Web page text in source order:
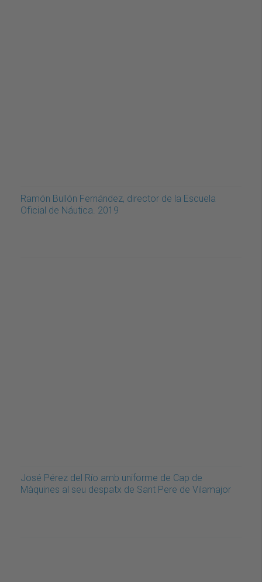
Ramón Bullón Fernández, director de la Escuela
Oficial de Náutica. 2019
José Pérez del Río amb uniforme de Cap de
Màquines al seu despatx de Sant Pere de Vilamajor